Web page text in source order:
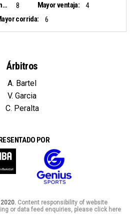
Puntos de la banca:
8 Mayor ventaja:
4
corrida:
6
Árbitros
A. Bartel
V. Garcia
C. Peralta
POR
Content responsibility of website
or data feed enquiries, please click here